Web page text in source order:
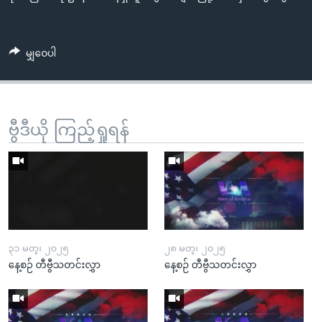
မျှဝေပါ
ဗွီဒီယို ကြည့်ရှုရန်
၃၁ မတ္၊ ၂၀၂၅
နေ့စဉ် တီဗွီသတင်းလွှာ
၂၈ မတ္၊ ၂၀၂၅
နေ့စဉ် တီဗွီသတင်းလွှာ